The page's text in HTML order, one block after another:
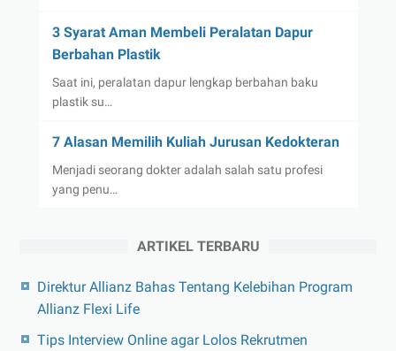
3 Syarat Aman Membeli Peralatan Dapur
Berbahan Plastik
Saat ini, peralatan dapur lengkap berbahan baku
plastik su…
7 Alasan Memilih Kuliah Jurusan Kedokteran
Menjadi seorang dokter adalah salah satu profesi
yang penu…
ARTIKEL TERBARU
Direktur Allianz Bahas Tentang Kelebihan Program
Allianz Flexi Life
Tips Interview Online agar Lolos Rekrutmen